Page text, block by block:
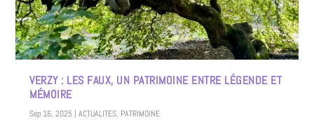
VERZY : LES FAUX, UN PATRIMOINE ENTRE LÉGENDE ET
MÉMOIRE
Sep 16, 2025 |ACTUALITES, PATRIMOINE